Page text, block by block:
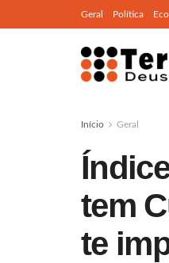
Geral Política
Início Geral
tem
te